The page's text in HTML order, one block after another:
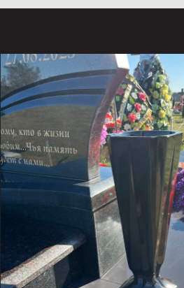
Арт.-В4
Цена по запросу